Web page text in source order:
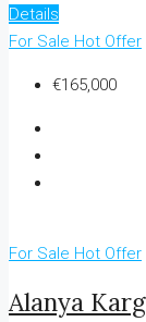
Details
For Sale Hot Offer
€165,000
For Sale Hot Offer
Alanya